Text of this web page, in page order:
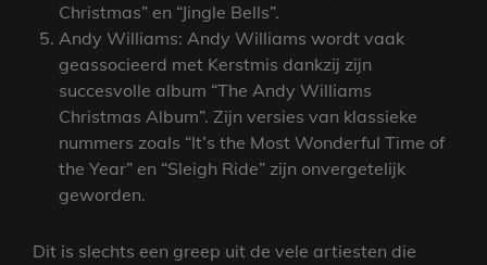
Christmas” en “Jingle Bells”.
Andy Williams: Andy Williams wordt vaak
geassocieerd met Kerstmis dankzij zijn
succesvolle album “The Andy Williams
Christmas Album”. Zijn versies van klassieke
nummers zoals “It’s the Most Wonderful Time of
the Year” en “Sleigh Ride” zijn onvergetelijk
geworden.
Dit is slechts een greep uit de vele artiesten die